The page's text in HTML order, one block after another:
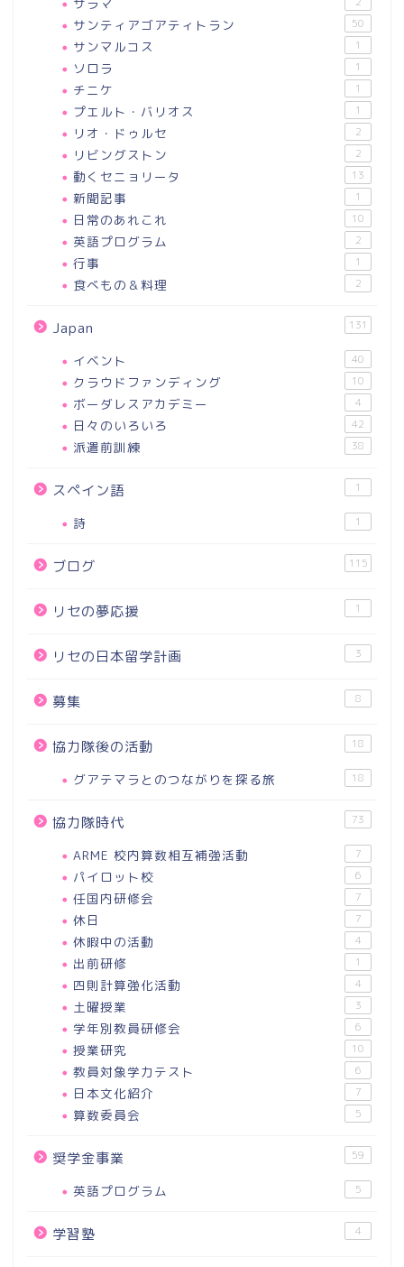
サンティアゴアティトラン 50
サンマルコス 1
ソロラ 1
チニケ 1
プエルト・バリオス 1
リオ・ドゥルセ 2
リビングストン 2
動くセニョリータ 13
新聞記事 1
日常のあれこれ 10
英語プログラム 2
行事 1
食べもの＆料理 2
Japan 131
イベント 40
クラウドファンディング 10
ボーダレスアカデミー 4
日々のいろいろ 42
派遣前訓練 38
スペイン語 1
詩 1
ブログ 115
リセの夢応援 1
リセの日本留学計画 3
募集 8
協力隊後の活動 18
グアテマラとのつながりを探る旅 18
協力隊時代 73
ARME 校内算数相互補強活動 7
パイロット校 6
任国内研修会 7
休日 7
休暇中の活動 4
出前研修 1
四則計算強化活動 4
土曜授業 3
学年別教員研修会 6
授業研究 10
教員対象学力テスト 6
日本文化紹介 7
算数委員会 5
奨学金事業 59
英語プログラム 5
学習塾 4